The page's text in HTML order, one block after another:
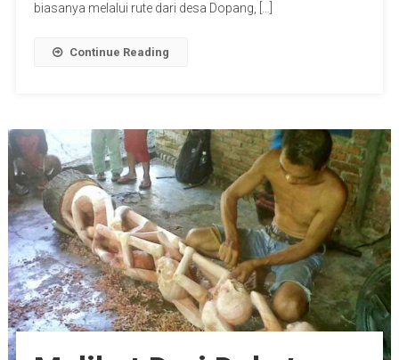
biasanya melalui rute dari desa Dopang, […]
Continue Reading